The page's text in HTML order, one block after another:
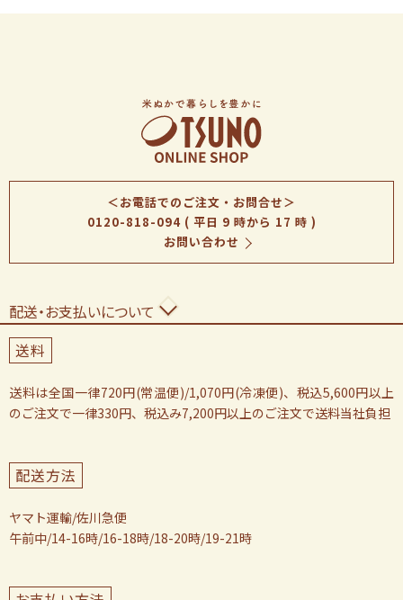
＜お電話でのご注文・お問合せ＞
0120-818-094( 平日 9 時から 17 時 )
お問い合わせ
配送・お支払いについて
送料
送料は全国一律720円(常温便)/1,070円(冷凍便)、税込5,600円以上
のご注文で一律330円、税込み7,200円以上のご注文で送料当社負担
配送方法
ヤマト運輸/佐川急便
午前中/14-16時/16-18時/18-20時/19-21時